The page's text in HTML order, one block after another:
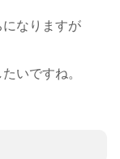
なりますが
いですね。